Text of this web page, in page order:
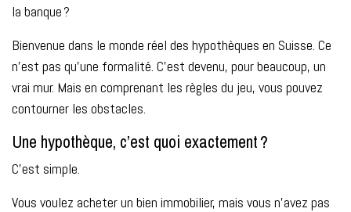
la banque ?
Bienvenue dans le monde réel des hypothèques en Suisse. Ce
n’est pas qu’une formalité. C’est devenu, pour beaucoup, un
vrai mur. Mais en comprenant les règles du jeu, vous pouvez
contourner les obstacles.
Une hypothèque, c’est quoi exactement ?
C’est simple.
Vous voulez acheter un bien immobilier, mais vous n’avez pas